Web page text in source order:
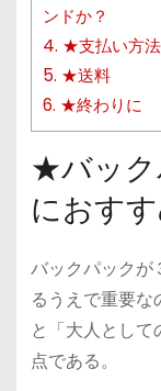
ンドか？
4. ★支払い方法
5. ★送料
6. ★終わりに
★バック
におす
バックパックが
るうえで重要な
と「大人とし
点である。